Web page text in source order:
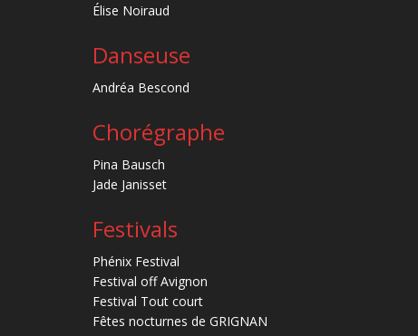
Élise Noiraud
Danseuse
Andréa Bescond
Chorégraphe
Pina Bausch
Jade Janisset
Festivals
Phénix Festival
Festival off Avignon
Festival Tout court
Fêtes nocturnes de GRIGNAN